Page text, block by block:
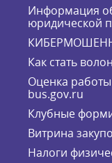
Информация
юридической
Как стать
Оценка
bus.gov.ru
Клубные
Витрина
Налоги